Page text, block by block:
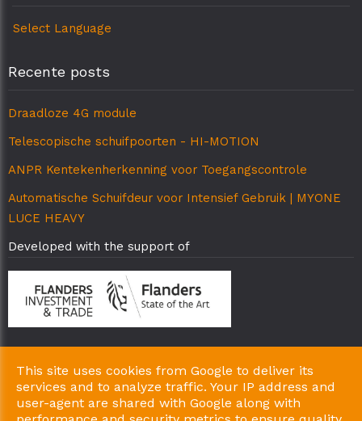
Select Language
Recente posts
Draadloze 4G module
Telescopische schuifpoorten - HI-MOTION
ANPR Kentekenherkenning voor Toegangscontrole
Automatische Schuifdeur voor Intensief Gebruik | MYONE
LUCE HEAVY
Developed with the support of
Copyright © 2026 AB-Matic Particulieren. All Rights Reserved.
|
Privacy & Cookies UP-TO-DATE WebDesign
This site uses cookies from Google to deliver its
services and to analyze traffic. Your IP address and
user-agent are shared with Google along with